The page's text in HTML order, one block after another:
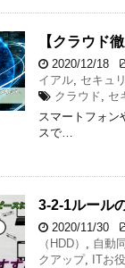
【クラウド
2020/12/18
イアル, セキュ
クラウド, セ
スマートフォン
スで…
3-2-1ルール
2020/11/30
（HDD） , 自動
クアップ, ITお